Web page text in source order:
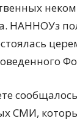
НАННОУз
СМИ,